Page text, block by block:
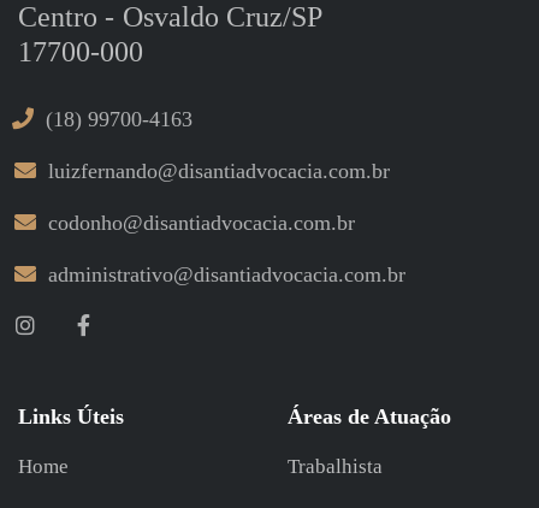
Centro - Osvaldo Cruz/SP
17700-000
(18) 99700-4163
luizfernando@disantiadvocacia.com.br
codonho@disantiadvocacia.com.br
administrativo@disantiadvocacia.com.br
Links Úteis
Home
Áreas de Atuação
Trabalhista